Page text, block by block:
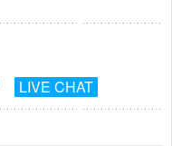
LIVE CHAT